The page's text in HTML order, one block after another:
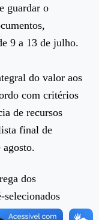
guardar o
9 a 13 de julho.
do valor aos
com critérios
de recursos
final de
dos